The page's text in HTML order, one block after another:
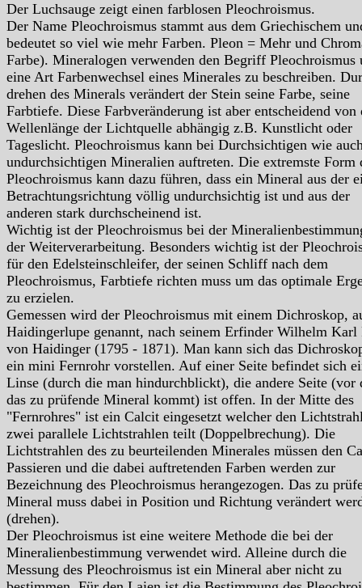
Der Luchsauge zeigt einen farblosen Pleochroismus.
Der Name Pleochroismus stammt aus dem Griechischem
bedeutet so viel wie mehr Farben. Pleon = Mehr und
Farbe). Mineralogen verwenden den Begriff Pleochroismus
eine Art Farbenwechsel eines Minerales zu beschreiben.
drehen des Minerals verändert der Stein seine Farbe, seine
Farbtiefe. Diese Farbveränderung ist aber entscheidend von
Wellenlänge der Lichtquelle abhängig z.B. Kunstlicht oder
Tageslicht. Pleochroismus kann bei Durchsichtigen wie
undurchsichtigen Mineralien auftreten. Die extremste Form
Pleochroismus kann dazu führen, dass ein Mineral aus der
Betrachtungsrichtung völlig undurchsichtig ist und aus der
anderen stark durchscheinend ist.
Wichtig ist der Pleochroismus bei der
der Weiterverarbeitung. Besonders wichtig ist der
für den Edelsteinschleifer, der seinen Schliff nach dem
Pleochroismus, Farbtiefe richten muss um das optimale
zu erzielen.
Gemessen wird der Pleochroismus mit einem Dichroskop,
Haidingerlupe genannt, nach seinem Erfinder Wilhelm Karl
von Haidinger (1795 - 1871). Man kann sich das
ein mini Fernrohr vorstellen. Auf einer Seite befindet sich
Linse (durch die man hindurchblickt), die andere Seite (vor
das zu prüfende Mineral kommt) ist offen. In der Mitte des
"Fernrohres" ist ein Calcit eingesetzt welcher den
zwei parallele Lichtstrahlen teilt (Doppelbrechung). Die
Lichtstrahlen des zu beurteilenden Minerales müssen den
Passieren und die dabei auftretenden Farben werden zur
Bezeichnung des Pleochroismus herangezogen. Das zu
Mineral muss dabei in Position und Richtung verändert
(drehen).
Der Pleochroismus ist eine weitere Methode die bei der
Mineralienbestimmung verwendet wird. Alleine durch die
Messung des Pleochroismus ist ein Mineral aber nicht zu